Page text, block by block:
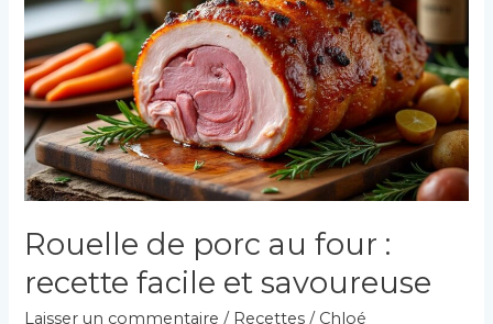
et
gourmande
?
Rouelle de porc au four :
recette facile et savoureuse
Laisser un commentaire / Recettes / Chloé